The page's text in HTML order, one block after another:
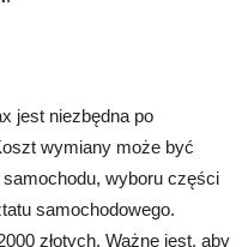
jest niezbędna po
wymiany może być
wyboru części
samochodowego.
złotych. Ważne jest, aby